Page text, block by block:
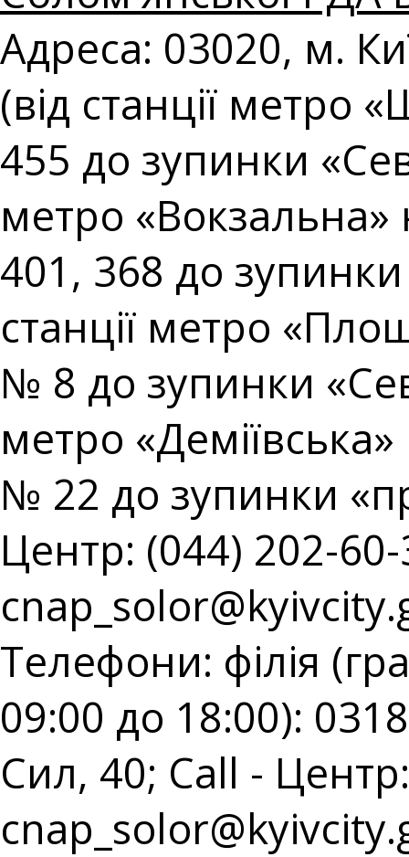
Адреса: 03020, м.
(від станції метро
455 до зупинки
метро
401, 368 до
станції метро
№ 8 до зупинки
метро
№ 22 до зупинки
Центр: (044) 202-
Телефони: філія
09:00 до 18:00):
Сил, 40; Call -